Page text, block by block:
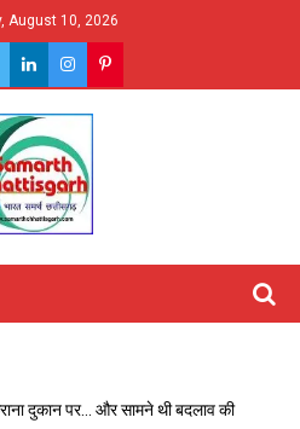
August 10, 2026
दुकान पर… और सामने थी बदलाव की